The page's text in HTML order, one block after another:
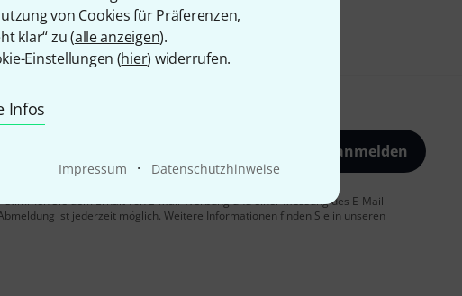
von Cookies für Präferenzen,
klar“ zu (alle anzeigen).
Einstellungen (hier) widerrufen.
Infos
Impressum · Datenschutzhinweise
Jetzt anmelden
stimmen Sie dem Erhalt von E-Mail-Werbung und einer Messung des E-Mail-
ist jederzeit möglich. Weitere Informationen finden Sie in unseren